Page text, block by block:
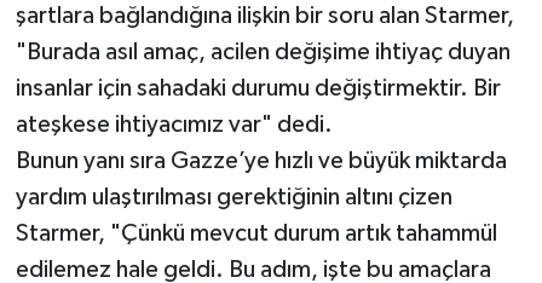
şartlara bağlandığına ilişkin bir soru alan Starmer,
"Burada asıl amaç, acilen değişime ihtiyaç duyan
insanlar için sahadaki durumu değiştirmektir. Bir
ateşkese ihtiyacımız var" dedi.
Bunun yanı sıra Gazze’ye hızlı ve büyük miktarda
yardım ulaştırılması gerektiğinin altını çizen
Starmer, "Çünkü mevcut durum artık tahammül
edilemez hale geldi. Bu adım, işte bu amaçlara